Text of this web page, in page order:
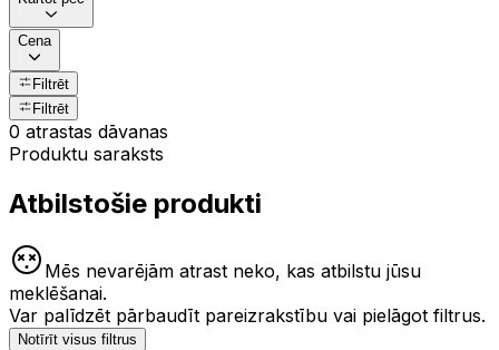
Cena
Filtrēt
Filtrēt
0 atrastas dāvanas
Produktu saraksts
Atbilstošie produkti
Mēs nevarējām atrast neko, kas atbilstu jūsu
meklēšanai.
Var palīdzēt pārbaudīt pareizrakstību vai pielāgot filtrus.
Notīrīt visus filtrus